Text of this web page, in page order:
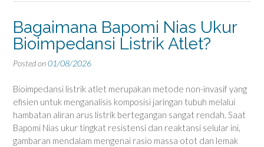
Bagaimana Bapomi Nias Ukur
Bioimpedansi Listrik Atlet?
Posted on01/08/2026
Bioimpedansi listrik atlet merupakan metode non-invasif yang
efisien untuk menganalisis komposisi jaringan tubuh melalui
hambatan aliran arus listrik bertegangan sangat rendah. Saat
Bapomi Nias ukur tingkat resistensi dan reaktansi selular ini,
gambaran mendalam mengenai rasio massa otot dan lemak